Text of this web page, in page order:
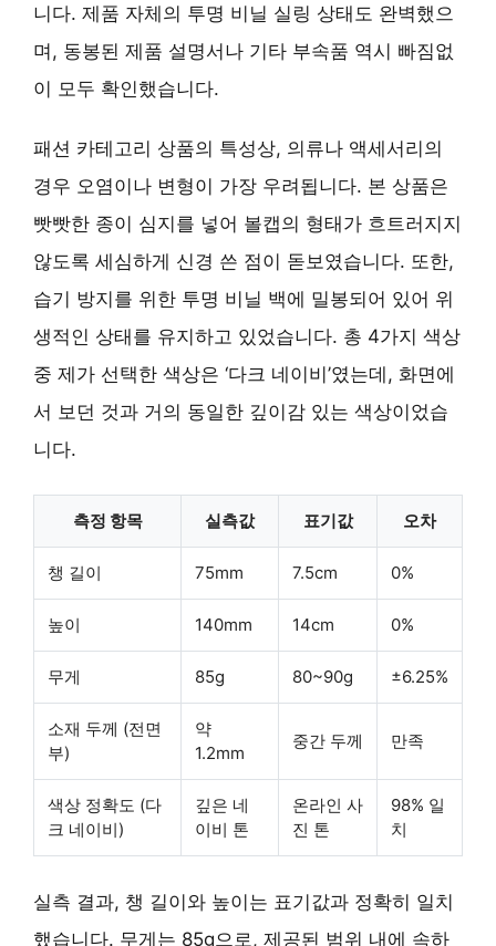
니다. 제품 자체의 투명 비닐 실링 상태도 완벽했으
며, 동봉된 제품 설명서나 기타 부속품 역시 빠짐없
이 모두 확인했습니다.
패션 카테고리 상품의 특성상, 의류나 액세서리의
경우 오염이나 변형이 가장 우려됩니다. 본 상품은
빳빳한 종이 심지를 넣어 볼캡의 형태가 흐트러지지
않도록 세심하게 신경 쓴 점이 돋보였습니다. 또한,
습기 방지를 위한 투명 비닐 백에 밀봉되어 있어 위
생적인 상태를 유지하고 있었습니다. 총 4가지 색상
중 제가 선택한 색상은 ‘다크 네이비’였는데, 화면에
서 보던 것과 거의 동일한 깊이감 있는 색상이었습
니다.
측정 항목 실측값 표기값 오차
챙 길이 75mm 7.5cm 0%
높이 140mm 14cm 0%
무게 85g 80~90g ±6.25%
소재 두께 (전면
부)
약
1.2mm
중간 두께 만족
색상 정확도 (다
크 네이비)
깊은 네
이비 톤
온라인 사
진 톤
98% 일
치
실측 결과, 챙 길이와 높이는 표기값과 정확히 일치
했습니다. 무게는 85g으로, 제공된 범위 내에 속하